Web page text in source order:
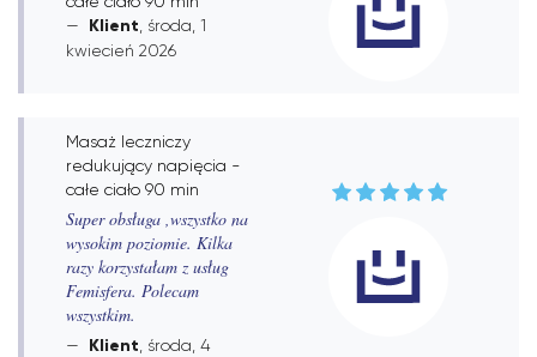
Klient , środa, 1
kwiecień 2026
Masaż leczniczy
redukujący napięcia -
całe ciało 90 min
Super obsługa ,wszystko na
wysokim poziomie. Kilka
razy korzystałam z usług
Femisfera. Polecam
wszystkim.
Klient , środa, 4